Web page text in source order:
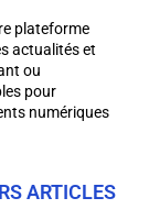
plateforme
actualités et
ou
pour
numériques
ARTICLES